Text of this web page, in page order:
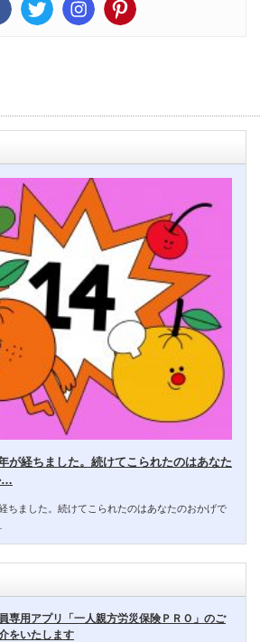
が経ちました。続けてこられたのはあなた
…
ちました。続けてこられたのはあなたのおかげで
専用アプリ「一人親方労災保険ＰＲＯ」のご
をいたします